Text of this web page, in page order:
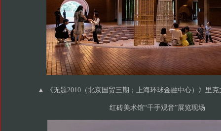
▲ 《无题2010（北京国贸三期；上海环球金融中心）》里克
红砖美术馆“千手观音”展览现场